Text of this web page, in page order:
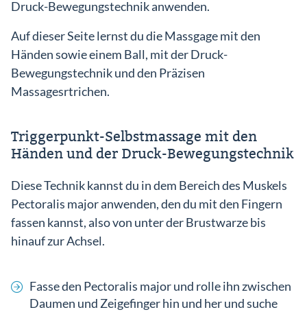
Druck-Bewegungstechnik anwenden.
Auf dieser Seite lernst du die Massgage mit den
Händen sowie einem Ball, mit der Druck-
Bewegungstechnik und den Präzisen
Massagesrtrichen.
Triggerpunkt-Selbstmassage mit den
Händen und der Druck-Bewegungstechnik
Diese Technik kannst du in dem Bereich des Muskels
Pectoralis major anwenden, den du mit den Fingern
fassen kannst, also von unter der Brustwarze bis
hinauf zur Achsel.
Fasse den Pectoralis major und rolle ihn zwischen
Daumen und Zeigefinger hin und her und suche